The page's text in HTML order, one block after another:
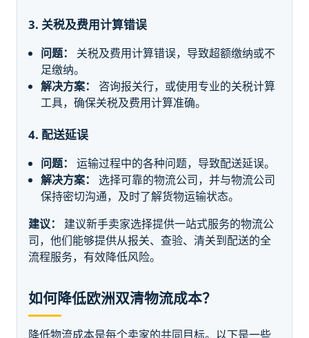
3. 关税及费用计算错误
问题：
关税及费用计算错误，导致超额缴纳或不
足缴纳。
解决方案：
咨询报关行，或使用专业的关税计算
工具，确保关税及费用计算准确。
4. 配送延误
问题：
运输过程中的各种问题，导致配送延误。
解决方案：
选择可靠的物流公司，并与物流公司
保持密切沟通，及时了解货物运输状态。
建议：
建议新手卖家选择提供一站式服务的物流公
司，他们能够提供从报关、查验、清关到配送的全
流程服务，有效降低风险。
如何降低欧洲双清物流成本？
降低物流成本是每个卖家的共同目标。以下是一些